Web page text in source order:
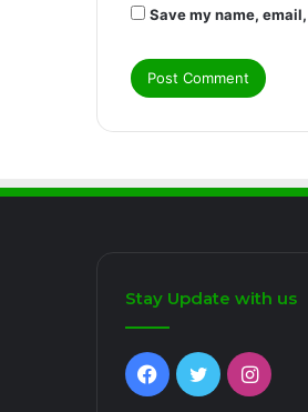
Save my name,
Stay Update with us
Facebook
Twitter